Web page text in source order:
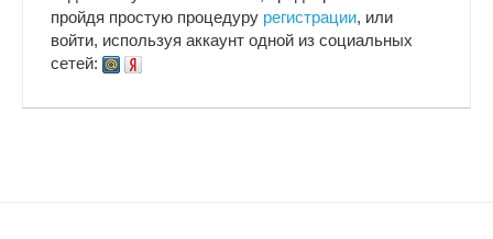
пройдя простую процедуру регистрации, или
войти, используя аккаунт одной из социальных
сетей: